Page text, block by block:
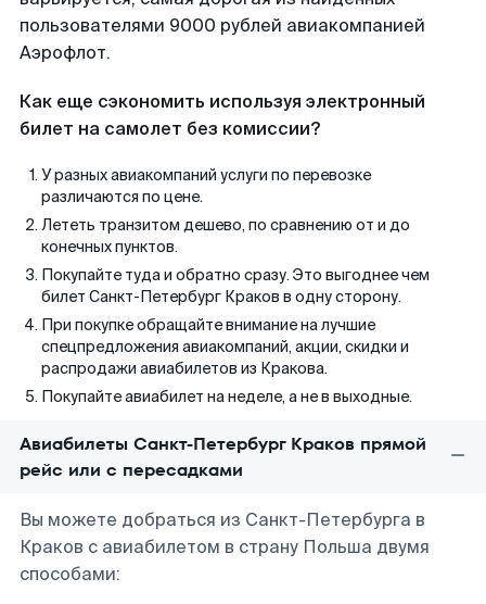
пользователями 9000 рублей авиакомпанией
Аэрофлот.
Как еще сэкономить используя электронный
билет на самолет без комиссии?
У разных авиакомпаний услуги по перевозке
различаются по цене.
Лететь транзитом дешево, по сравнению от и до
конечных пунктов.
Покупайте туда и обратно сразу. Это выгоднее чем
билет Санкт-Петербург Краков в одну сторону.
При покупке обращайте внимание на лучшие
спецпредложения авиакомпаний, акции, скидки и
распродажи авиабилетов из Кракова.
Покупайте авиабилет на неделе, а не в выходные.
Авиабилеты Санкт-Петербург Краков прямой
рейс или с пересадками
Вы можете добраться из Санкт-Петербурга в
Краков с авиабилетом в страну Польша двумя
способами: